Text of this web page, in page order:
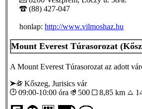
(88) 427-047
honlap: http://www.vilmoshaz.hu
Mount Everest Túrasorozat
A Mount Everest Túrasorozat az adott
Kőszeg, Jurisics vár
09:00-10:00 óra
500 8,85 km